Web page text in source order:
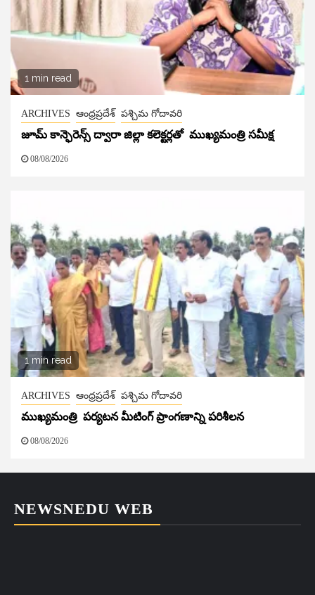
1 min read
ARCHIVES ఆంధ్రప్రదేశ్ పశ్చిమ గోదావరి
జూమ్ కాన్ఫెరెన్స్ ద్వారా జిల్లా కలెక్టర్లతో ముఖ్యమంత్రి సమీక్ష
08/08/2026
1 min read
ARCHIVES ఆంధ్రప్రదేశ్ పశ్చిమ గోదావరి
ముఖ్యమంత్రి పర్యటన మీటింగ్ ప్రాంగణాన్ని పరిశీలన
08/08/2026
NEWSNEDU WEB